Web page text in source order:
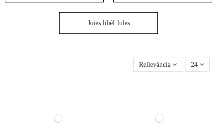
Joies libèl·lules
Rellevància 24